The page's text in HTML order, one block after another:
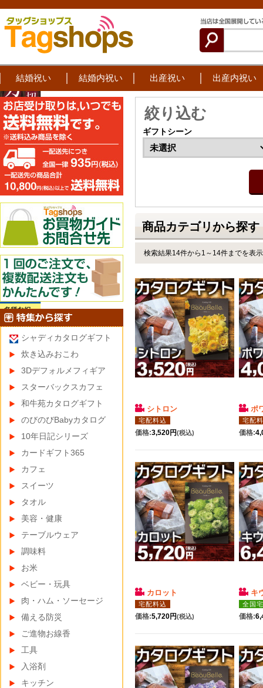
結婚祝い 結婚内祝い 出産祝い 出産内祝い
絞り込む
ギフトシーン
商品カテゴリから探
検索結果14件から1～14件までを表示
シトロン
宅配料込
価格:3,520円(税込)
ポ
宅配
価格:
カロット
宅配料込
価格:5,720円(税込)
キ
全国
価格:
シャディカタログギフト
炊き込みおこわ
3Dデフォルメフィギア
スターバックスカフェ
和牛苑カタログギフト
のびのびBabyカタログ
10年日記シリーズ
カードギフト365
カフェ
スイーツ
タオル
美容・健康
テーブルウェア
調味料
お米
ベビー・玩具
肉・ハム・ソーセージ
備える防災
ご進物お線香
工具
入浴剤
キッチン